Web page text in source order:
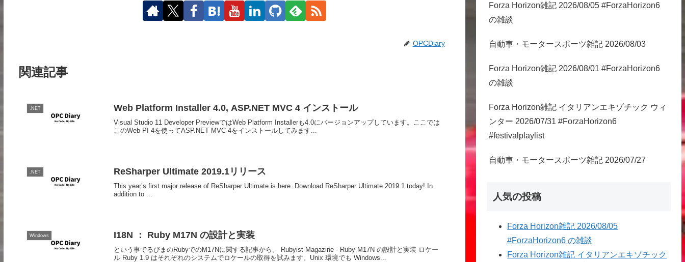
OPCDiary
関連記事
.NET Web Platform Installer 4.0, ASP.NET MVC 4 インストール
Visual Studio 11 Developer PreviewではWeb Platform Installerも4.0にバージョンアップしています。ここでは
このWeb PI 4を使ってASP.NET MVC 4をインストールしてみます...
.NET ReSharper Ultimate 2019.1リリース
This year’s first major release of ReSharper Ultimate is here. Download ReSharper Ultimate 2019.1 today! In
addition to ...
Windows I18N ： Ruby M17N の設計と実装
という事でるびまのRubyでのM17Nに関する記事から。 Rubyist Magazine - Ruby M17N の設計と実装 ロケー
ル Ruby 1.9 はそれぞれのシステムでロケールの取得を試みます。Unix 環境でも Windows...
Forza Horizon雑記 2026/08/05 #ForzaHorizon6
の雑談
自動車・モータースポーツ雑記 2026/08/03
Forza Horizon雑記 2026/08/01 #ForzaHorizon6
の雑談
Forza Horizon雑記 イタリアンエキゾチック ウィ
ンター 2026/07/31 #ForzaHorizon6
#festivalplaylist
自動車・モータースポーツ雑記 2026/07/27
人気の投稿
Forza Horizon雑記 2026/08/05
#ForzaHorizon6 の雑談
Forza Horizon雑記 イタリアンエキゾチック